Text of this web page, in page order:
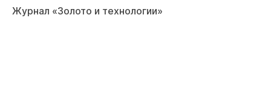
Журнал «Золото и технологии»